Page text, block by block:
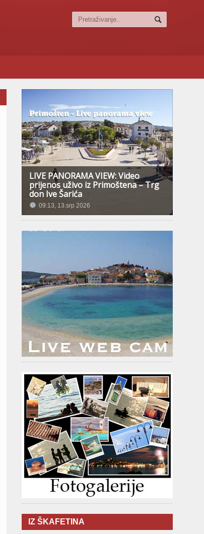
LIVE PANORAMA VIEW: Video
prijenos uživo iz Primoštena – Trg
don Ive Šarića
09:13, 13.srp 2026
IZ ŠKAFETINA